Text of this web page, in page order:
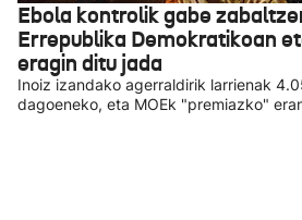
Ebola kontrolik gabe
Errepublika Demokratikoan
eragin ditu jada
Inoiz izandako agerraldirik larrienak
dagoeneko, eta MOEk "premiazko"